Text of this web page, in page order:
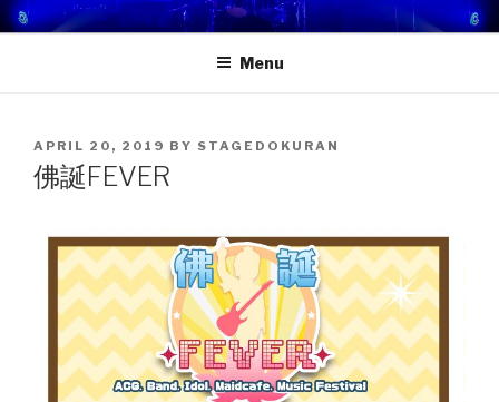
Skip
to
STAGE DOKURAN 獨樂地盤
一個屬於你的舞台！
Menu
POSTED
ON
APRIL 20, 2019 BY STAGEDOKURAN
佛誕FEVER